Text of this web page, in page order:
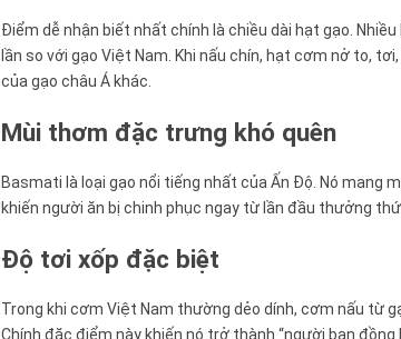
Điểm dễ nhận biết nhất chính là chiều dài hạt gạo.
lần so với gạo Việt Nam. Khi nấu chín, hạt cơm nở to,
của gạo châu Á khác.
Mùi thơm đặc trưng khó quên
Basmati là loại gạo nổi tiếng nhất của Ấn Độ. Nó mang
khiến người ăn bị chinh phục ngay từ lần đầu thưởng
Độ tơi xốp đặc biệt
Trong khi cơm Việt Nam thường dẻo dính, cơm nấu từ
Chính đặc điểm này khiến nó trở thành “người bạn